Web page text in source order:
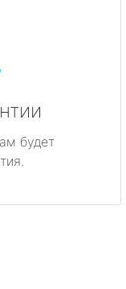
будет